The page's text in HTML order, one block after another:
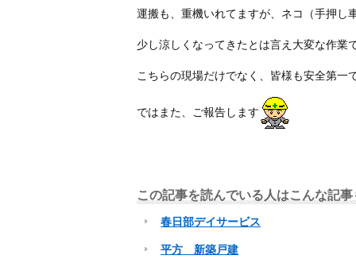
運搬も、重機いれてますが、ネコ（手押し
少し涼しくなってきたとは言え大変な作業
こちらの現場だけでなく、皆様も安全第一
ではまた、ご報告します
この記事を読んでいる人はこんな記
春日部デイサービス
平方 新築戸建